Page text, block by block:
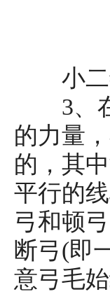
小二
3、
的力量
的，其
平行的
弓和顿
断弓(即
意弓毛